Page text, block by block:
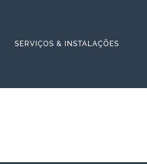
SERVIÇOS & INSTALAÇÕES